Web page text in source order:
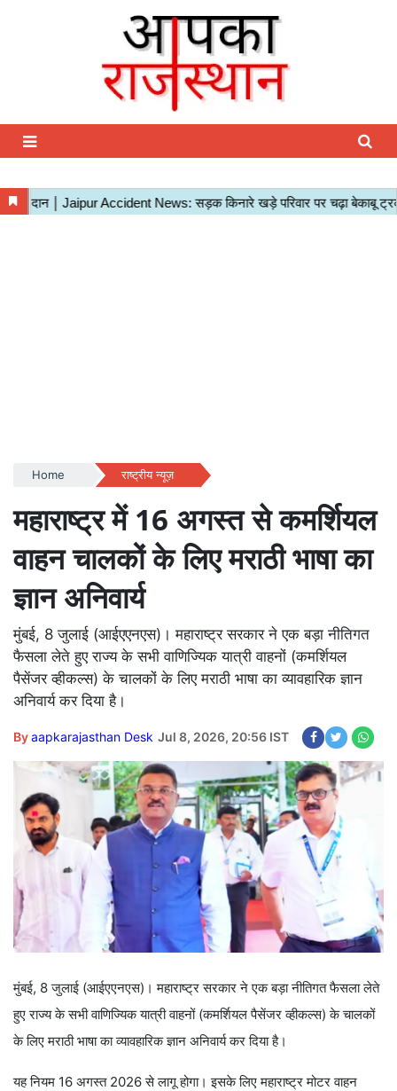
Home राष्ट्रीय न्यूज़
महाराष्ट्र में 16 अगस्त से कमर्शियल
वाहन चालकों के लिए मराठी भाषा का
ज्ञान अनिवार्य
मुंबई, 8 जुलाई (आईएएनएस)। महाराष्ट्र सरकार ने एक बड़ा नीतिगत
फैसला लेते हुए राज्य के सभी वाणिज्यिक यात्री वाहनों (कमर्शियल
पैसेंजर व्हीकल्स) के चालकों के लिए मराठी भाषा का व्यावहारिक ज्ञान
अनिवार्य कर दिया है।
Byaapkarajasthan Desk Jul 8, 2026, 20:56 IST
मुंबई, 8 जुलाई (आईएएनएस)। महाराष्ट्र सरकार ने एक बड़ा नीतिगत फैसला लेते
हुए राज्य के सभी वाणिज्यिक यात्री वाहनों (कमर्शियल पैसेंजर व्हीकल्स) के चालकों
के लिए मराठी भाषा का व्यावहारिक ज्ञान अनिवार्य कर दिया है।
यह नियम 16 अगस्त 2026 से लागू होगा। इसके लिए महाराष्ट्र मोटर वाहन